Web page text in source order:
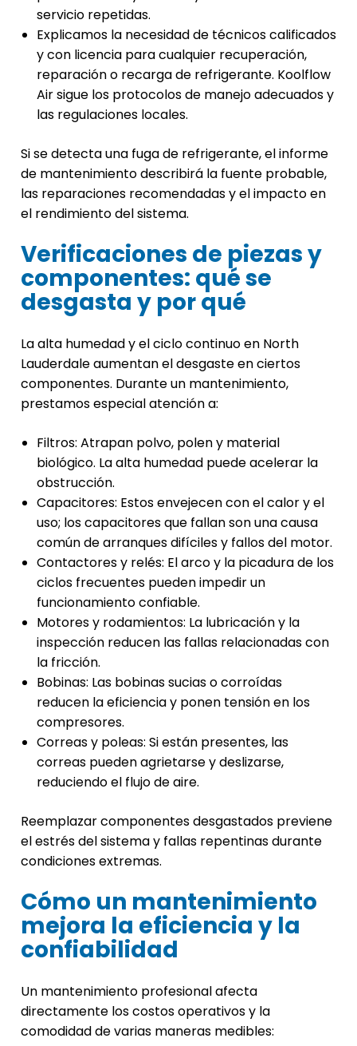
servicio repetidas.
Explicamos la necesidad de técnicos calificados
y con licencia para cualquier recuperación,
reparación o recarga de refrigerante. Koolflow
Air sigue los protocolos de manejo adecuados y
las regulaciones locales.
Si se detecta una fuga de refrigerante, el informe
de mantenimiento describirá la fuente probable,
las reparaciones recomendadas y el impacto en
el rendimiento del sistema.
Verificaciones de piezas y
componentes: qué se
desgasta y por qué
La alta humedad y el ciclo continuo en North
Lauderdale aumentan el desgaste en ciertos
componentes. Durante un mantenimiento,
prestamos especial atención a:
Filtros: Atrapan polvo, polen y material
biológico. La alta humedad puede acelerar la
obstrucción.
Capacitores: Estos envejecen con el calor y el
uso; los capacitores que fallan son una causa
común de arranques difíciles y fallos del motor.
Contactores y relés: El arco y la picadura de los
ciclos frecuentes pueden impedir un
funcionamiento confiable.
Motores y rodamientos: La lubricación y la
inspección reducen las fallas relacionadas con
la fricción.
Bobinas: Las bobinas sucias o corroídas
reducen la eficiencia y ponen tensión en los
compresores.
Correas y poleas: Si están presentes, las
correas pueden agrietarse y deslizarse,
reduciendo el flujo de aire.
Reemplazar componentes desgastados previene
el estrés del sistema y fallas repentinas durante
condiciones extremas.
Cómo un mantenimiento
mejora la eficiencia y la
confiabilidad
Un mantenimiento profesional afecta
directamente los costos operativos y la
comodidad de varias maneras medibles: